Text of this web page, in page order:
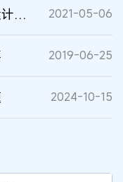
《海牙协定》与保护外观设计创新 2021-05-06
2019-06-25
2024-10-15